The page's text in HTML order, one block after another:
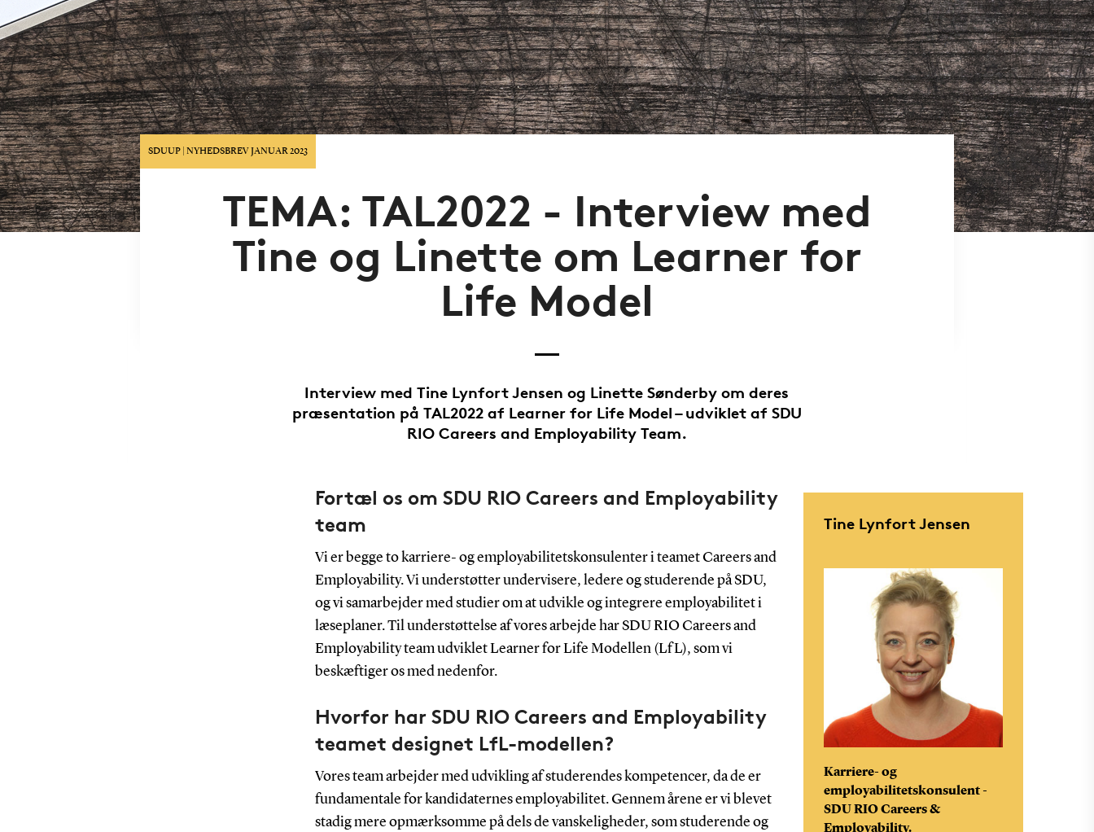
SDUUP | NYHEDSBREV JANUAR 2023
TEMA: TAL2022 - Interview med
Tine og Linette om Learner for
Life Model
Interview med Tine Lynfort Jensen og Linette Sønderby om deres
præsentation på TAL2022 af Learner for Life Model – udviklet af SDU
RIO Careers and Employability Team.
Fortæl os om SDU RIO Careers and Employability
team
Vi er begge to karriere- og employabilitetskonsulenter i teamet Careers and
Employability. Vi understøtter undervisere, ledere og studerende på SDU,
og vi samarbejder med studier om at udvikle og integrere employabilitet i
læseplaner. Til understøttelse af vores arbejde har SDU RIO Careers and
Employability team udviklet Learner for Life Modellen (LfL), som vi
beskæftiger os med nedenfor.
Hvorfor har SDU RIO Careers and Employability
teamet designet LfL-modellen?
Vores team arbejder med udvikling af studerendes kompetencer, da de er
fundamentale for kandidaternes employabilitet. Gennem årene er vi blevet
stadig mere opmærksomme på dels de vanskeligheder, som studerende og
Tine Lynfort Jensen
Karriere- og
employabilitetskonsulent -
SDU RIO Careers &
Employability.